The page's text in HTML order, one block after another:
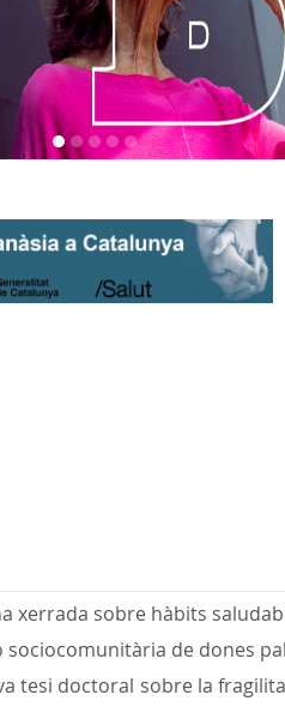
xerrada sobre hàbits
sociocomunitària de dones
tesi doctoral sobre la